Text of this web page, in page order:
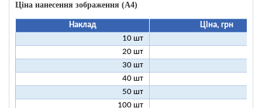
Ціна нанесення зображення (А4)
Наклад
Ціна, грн
10 шт
20 шт
30 шт
40 шт
50 шт
100 шт